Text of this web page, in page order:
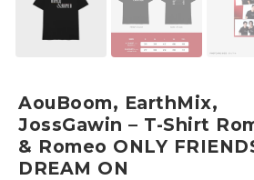
AouBoom, EarthMix,
JossGawin – T-Shirt
& Romeo ONLY
DREAM ON